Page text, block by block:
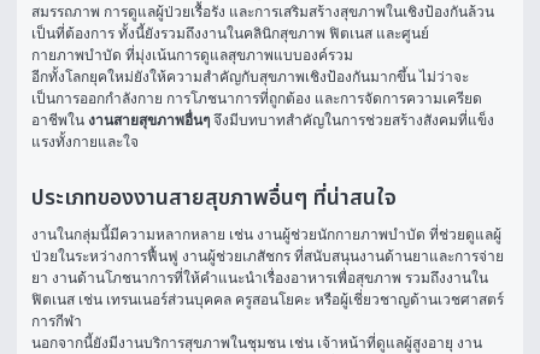
สมรรถภาพ การดูแลผู้ป่วยเรื้อรัง และการเสริมสร้างสุขภาพในเชิงป้องกันล้วน
เป็นที่ต้องการ ทั้งนี้ยังรวมถึงงานในคลินิกสุขภาพ ฟิตเนส และศูนย์
กายภาพบำบัด ที่มุ่งเน้นการดูแลสุขภาพแบบองค์รวม
อีกทั้งโลกยุคใหม่ยังให้ความสำคัญกับสุขภาพเชิงป้องกันมากขึ้น ไม่ว่าจะ
เป็นการออกกำลังกาย การโภชนาการที่ถูกต้อง และการจัดการความเครียด
อาชีพใน งานสายสุขภาพอื่นๆ จึงมีบทบาทสำคัญในการช่วยสร้างสังคมที่แข็ง
แรงทั้งกายและใจ
ประเภทของงานสายสุขภาพอื่นๆ ที่น่าสนใจ
งานในกลุ่มนี้มีความหลากหลาย เช่น งานผู้ช่วยนักกายภาพบำบัด ที่ช่วยดูแลผู้
ป่วยในระหว่างการฟื้นฟู งานผู้ช่วยเภสัชกร ที่สนับสนุนงานด้านยาและการจ่าย
ยา งานด้านโภชนาการที่ให้คำแนะนำเรื่องอาหารเพื่อสุขภาพ รวมถึงงานใน
ฟิตเนส เช่น เทรนเนอร์ส่วนบุคคล ครูสอนโยคะ หรือผู้เชี่ยวชาญด้านเวชศาสตร์
การกีฬา
นอกจากนี้ยังมีงานบริการสุขภาพในชุมชน เช่น เจ้าหน้าที่ดูแลผู้สูงอายุ งาน